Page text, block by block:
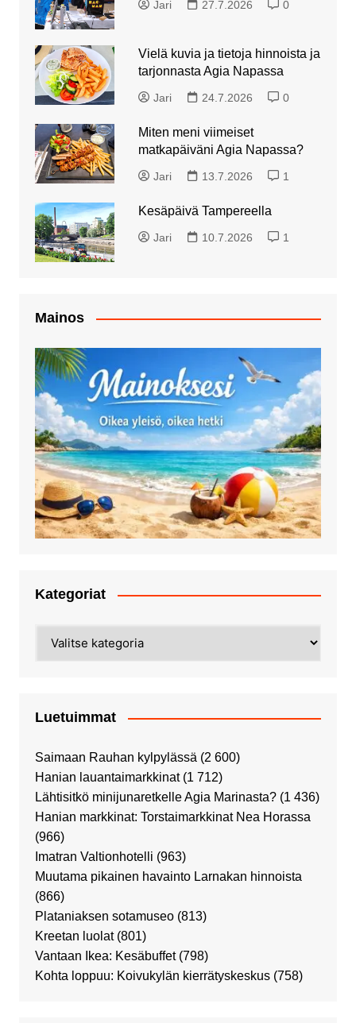
Jari 27.7.2026 0
Vielä kuvia ja tietoja hinnoista ja
tarjonnasta Agia Napassa
Jari 24.7.2026 0
Miten meni viimeiset
matkapäiväni Agia Napassa?
Jari 13.7.2026 1
Kesäpäivä Tampereella
Jari 10.7.2026 1
Mainos
Kategoriat
Luetuimmat
Saimaan Rauhan kylpylässä (2 600)
Hanian lauantaimarkkinat (1 712)
Lähtisitkö minijunaretkelle Agia Marinasta? (1 436)
Hanian markkinat: Torstaimarkkinat Nea Horassa
(966)
Imatran Valtionhotelli (963)
Muutama pikainen havainto Larnakan hinnoista
(866)
Plataniaksen sotamuseo (813)
Kreetan luolat (801)
Vantaan Ikea: Kesäbuffet (798)
Kohta loppuu: Koivukylän kierrätyskeskus (758)